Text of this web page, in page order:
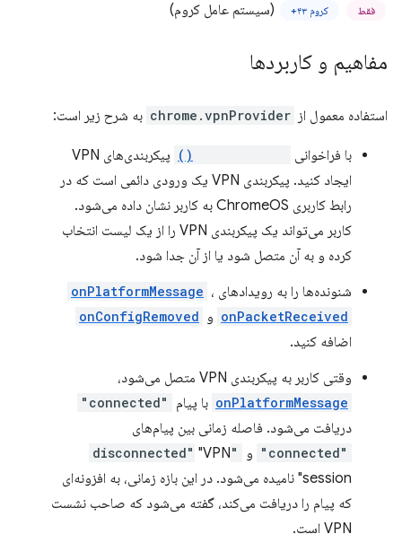
فقط کروم ۴۳+ (سیستم عامل کروم)
مفاهیم و کاربردها
استفاده معمول از chrome.vpnProvider به شرح زیر است:
با فراخوانی
پیکربندی‌های VPN
ایجاد کنید. پیکربندی VPN یک ورودی دائمی است که در
رابط کاربری ChromeOS به کاربر نشان داده می‌شود.
کاربر می‌تواند یک پیکربندی VPN را از یک لیست انتخاب
کرده و به آن متصل شود یا از آن جدا شود.
شنونده‌ها را به رویدادهای
onPlatformMessage ،
onPacketReceived و onConfigRemoved
اضافه کنید.
وقتی کاربر به پیکربندی VPN متصل می‌شود،
onPlatformMessage با پیام "connected"
دریافت می‌شود. فاصله زمانی بین پیام‌های
"connected" و "disconnected"
"VPN
session" نامیده می‌شود. در این بازه زمانی، به افزونه‌ای
که پیام را دریافت می‌کند، گفته می‌شود که صاحب نشست
VPN است.